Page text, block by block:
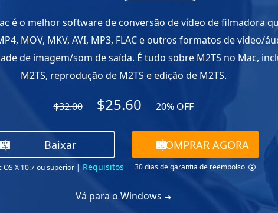
é o melhor software de conversão de vídeo de filmadora
MOV, MKV, AVI, MP3, FLAC e outros formatos de vídeo/
de imagem/som de saída. É tudo sobre M2TS no Mac,
M2TS, reprodução de M2TS e edição de M2TS.
$32.00 $25.60 20% OFF
Baixar
OS X 10.7 ou superior | Requisitos
COMPRAR AGORA
30 dias de garantia de reembolso
Vá para o Windows